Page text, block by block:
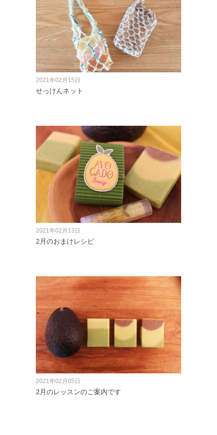
2021年02月15日
せっけんネット
2021年02月13日
2月のおまけレシピ
2021年02月05日
2月のレッスンのご案内です